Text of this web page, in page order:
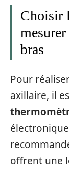
Choisir
bras
Pour
axillaire, il
offrent une